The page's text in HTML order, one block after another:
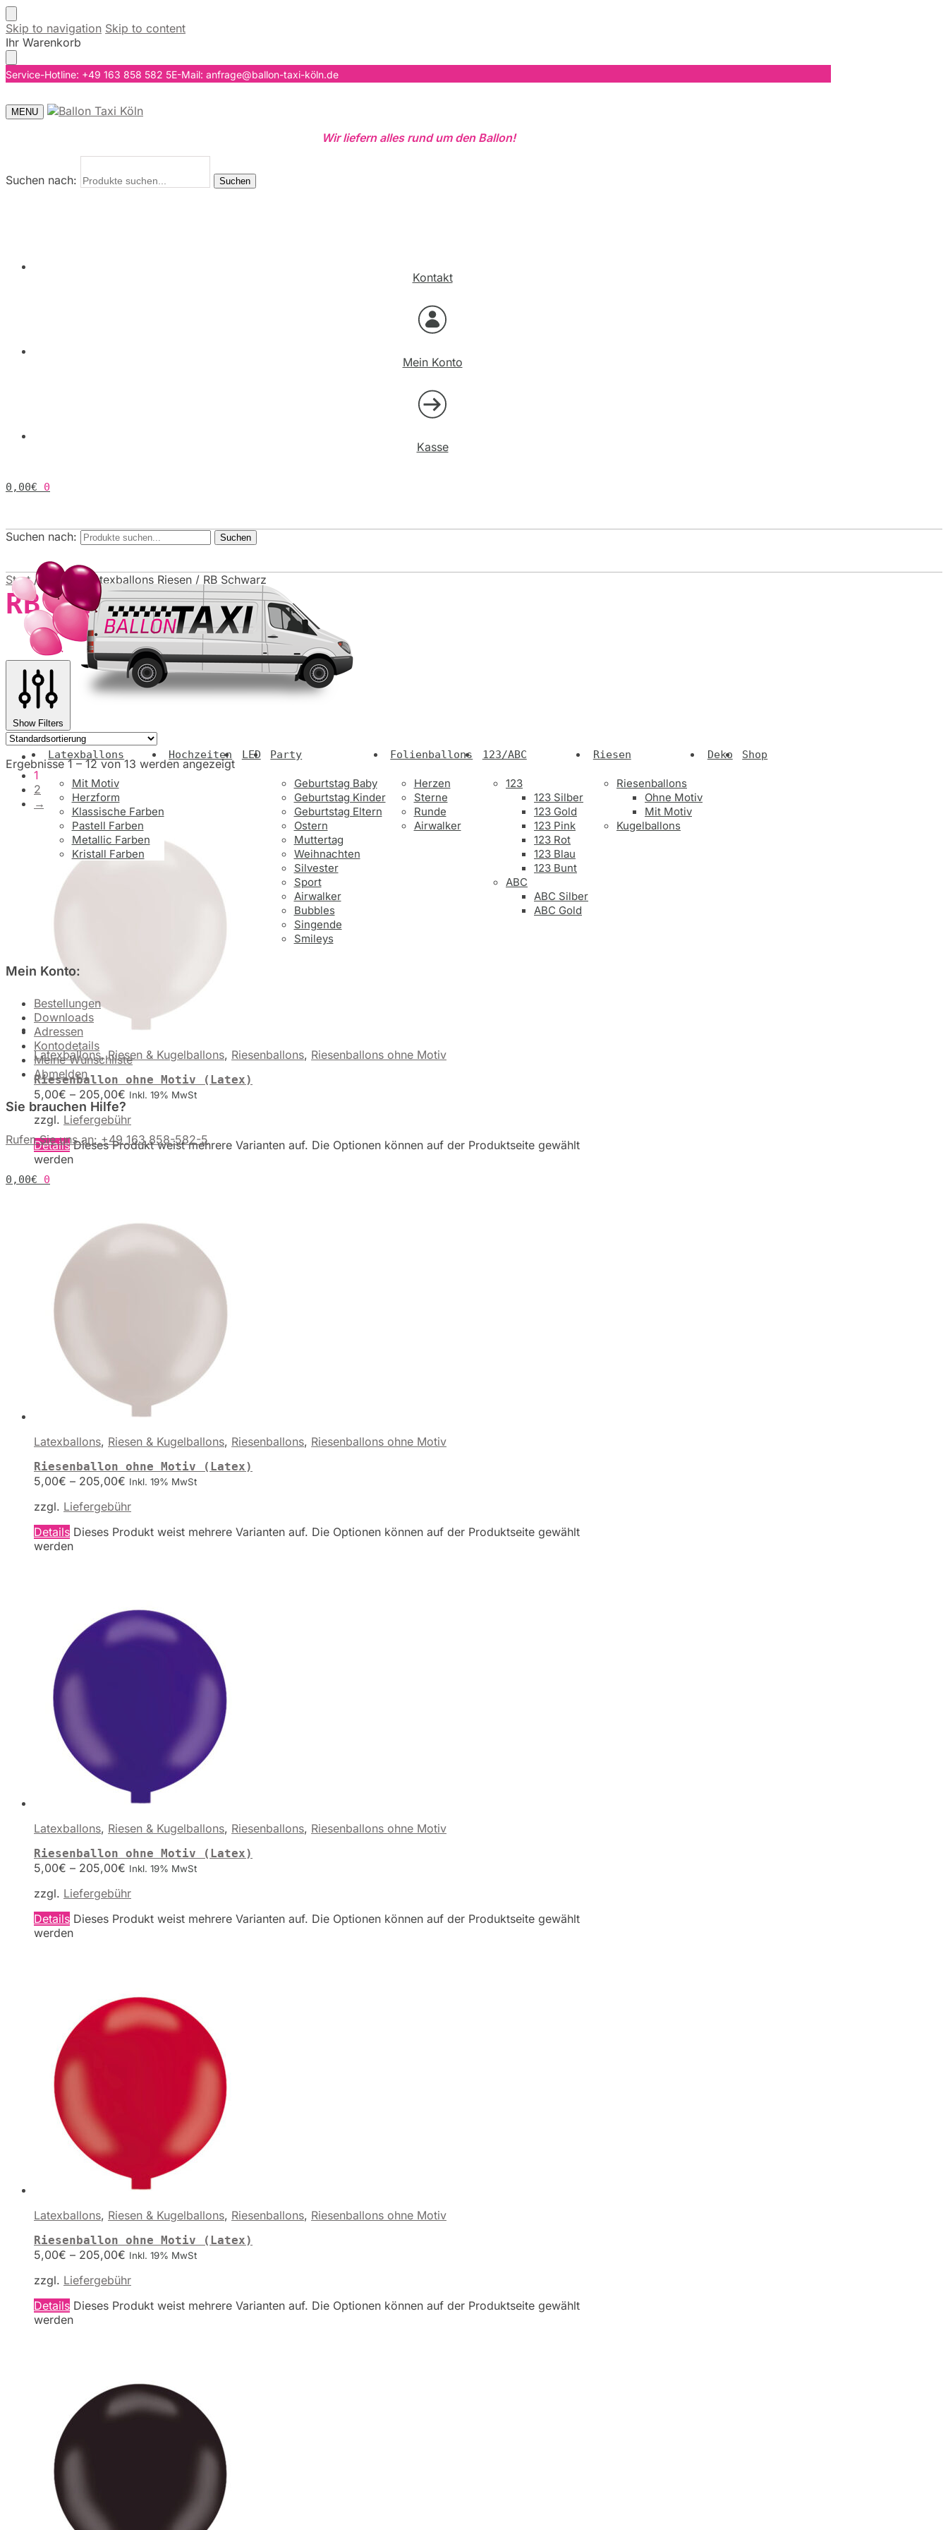
Skip to navigation Skip to content
Ihr Warenkorb
Service-Hotline: +49 163 858 582 5E-Mail: anfrage@ballon-taxi-köln.de
MENU
Wir liefern alles rund um den Ballon!
Suchen nach: Suchen
Kontakt
Mein Konto
Kasse
0,00€ 0
Suchen nach: Suchen
Latexballons
Mit Motiv
Herzform
Klassische Farben
Pastell Farben
Metallic Farben
Kristall Farben
Hochzeiten LED Party
Geburtstag Baby
Geburtstag Kinder
Geburtstag Eltern
Ostern
Muttertag
Weihnachten
Silvester
Sport
Airwalker
Bubbles
Singende
Smileys
Folienballons
Herzen
Sterne
Runde
Airwalker
123/ABC
123
123 Silber
123 Gold
123 Pink
123 Rot
123 Blau
123 Bunt
ABC
ABC Silber
ABC Gold
Riesen
Riesenballons
Ohne Motiv
Mit Motiv
Kugelballons
Deko Shop
Mein Konto:
Bestellungen
Downloads
Adressen
Kontodetails
Meine Wunschliste
Abmelden
Sie brauchen Hilfe?
Rufen Sie uns an: +49 163 858-582-5
0,00€ 0
Start/ Produkt Latexballons Riesen / RB Schwarz
RB Schwarz
Show Filters
Ergebnisse 1 – 12 von 13 werden angezeigt
1
2
→
Latexballons,Riesen & Kugelballons, Riesenballons, Riesenballons ohne Motiv
Riesenballon ohne Motiv (Latex)
5,00€ – 205,00€ Inkl. 19% MwSt
zzgl. Liefergebühr
Details Dieses Produkt weist mehrere Varianten auf. Die Optionen können auf der Produktseite gewählt
werden
Latexballons, Riesen & Kugelballons, Riesenballons, Riesenballons ohne Motiv
Riesenballon ohne Motiv (Latex)
5,00€ – 205,00€ Inkl. 19% MwSt
zzgl. Liefergebühr
Details Dieses Produkt weist mehrere Varianten auf. Die Optionen können auf der Produktseite gewählt
werden
Latexballons, Riesen & Kugelballons, Riesenballons, Riesenballons ohne Motiv
Riesenballon ohne Motiv (Latex)
5,00€ – 205,00€ Inkl. 19% MwSt
zzgl. Liefergebühr
Details Dieses Produkt weist mehrere Varianten auf. Die Optionen können auf der Produktseite gewählt
werden
Latexballons, Riesen & Kugelballons, Riesenballons, Riesenballons ohne Motiv
Riesenballon ohne Motiv (Latex)
5,00€ – 205,00€ Inkl. 19% MwSt
zzgl. Liefergebühr
Details Dieses Produkt weist mehrere Varianten auf. Die Optionen können auf der Produktseite gewählt
werden